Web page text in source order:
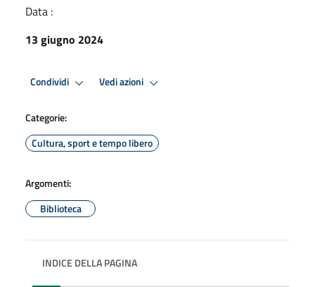
Data :
13 giugno 2024
Condividi Vedi azioni
Categorie:
Cultura, sport e tempo libero
Argomenti:
Biblioteca
INDICE DELLA PAGINA